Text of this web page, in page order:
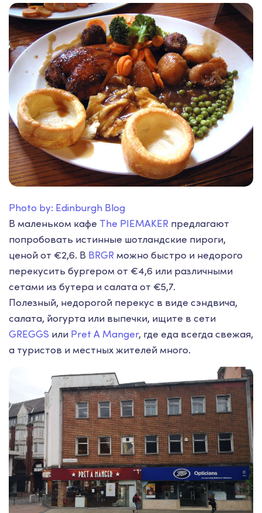
Photo by: Edinburgh Blog
В маленьком кафе The PIEMAKER предлагают
попробовать истинные шотландские пироги,
ценой от €2,6. В BRGR можно быстро и недорого
перекусить бургером от €4,6 или различными
сетами из бутера и салата от €5,7.
Полезный, недорогой перекус в виде сэндвича,
салата, йогурта или выпечки, ищите в сети
GREGGS или Pret A Manger, где еда всегда свежая,
а туристов и местных жителей много.